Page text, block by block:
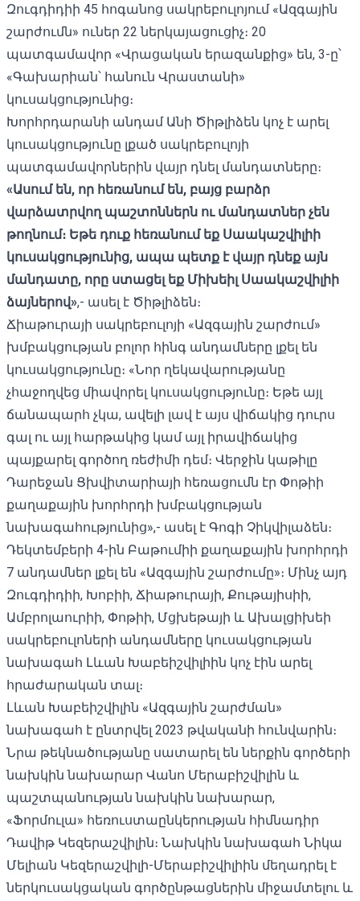
Զուգդիդիի 45 հոգանոց սակրեբուլոյում «Ազգային
շարժումն» ուներ 22 ներկայացուցիչ։ 20
պատգամավոր «Վրացական երազանքից» են, 3-ը՝
«Գախարիան՝ հանուն Վրաստանի»
կուսակցությունից։
Խորհրդարանի անդամ Անի Ծիթլիձեն կոչ է արել
կուսակցությունը լքած սակրեբուլոյի
պատգամավորներին վայր դնել մանդատները։
«Ասում են, որ հեռանում են, բայց բարձր
վարձատրվող պաշտոններն ու մանդատներ չեն
թողնում։ Եթե ​​դուք հեռանում եք Սաակաշվիլիի
կուսակցությունից, ապա պետք է վայր դնեք այն
մանդատը, որը ստացել եք Միխեիլ Սաակաշվիլիի
ձայներով»,- ասել է Ծիթլիձեն։
Ճիաթուրայի սակրեբուլոյի «Ազգային շարժում»
խմբակցության բոլոր հինգ անդամները լքել են
կուսակցությունը։ «Նոր ղեկավարությանը
չհաջողվեց միավորել կուսակցությունը։ Եթե ​​այլ
ճանապարհ չկա, ավելի լավ է այս վիճակից դուրս
գալ ու այլ հարթակից կամ այլ իրավիճակից
պայքարել գործող ռեժիմի դեմ։ Վերջին կաթիլը
Դարեջան Ցխվիտարիայի հեռացումն էր Փոթիի
քաղաքային խորհրդի խմբակցության
նախագահությունից»,- ասել է Գոգի Չիկվիլաձեն։
Դեկտեմբերի 4-ին Բաթումիի քաղաքային խորհրդի
7 անդամներ լքել են «Ազգային շարժումը»։ Մինչ այդ
Զուգդիդիի, Խոբիի, Ճիաթուրայի, Քութայիսիի,
Ամբրոլաուրիի, Փոթիի, Մցխեթայի և Ախալցիխեի
սակրեբուլոների անդամները կուսակցության
նախագահ Լևան Խաբեիշվիլիին կոչ էին արել
հրաժարական տալ։
Լևան Խաբեիշվիլին «Ազգային շարժման»
նախագահ է ընտրվել 2023 թվականի հունվարին։
Նրա թեկնածությանը սատարել են ներքին գործերի
նախկին նախարար Վանո Մերաբիշվիլին և
պաշտպանության նախկին նախարար,
«Ֆորմուլա» հեռուստաընկերության հիմնադիր
Դավիթ Կեզերաշվիլին։ Նախկին նախագահ Նիկա
Մելիան Կեզերաշվիլի-Մերաբիշվիլիին մեղադրել է
ներկուսակցական գործընթացներին միջամտելու և